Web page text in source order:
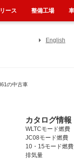
English
の中古車
カタログ情報
WLTCモード燃費
JC08モード燃費
10・15モード燃費
排気量
ース 整備工場